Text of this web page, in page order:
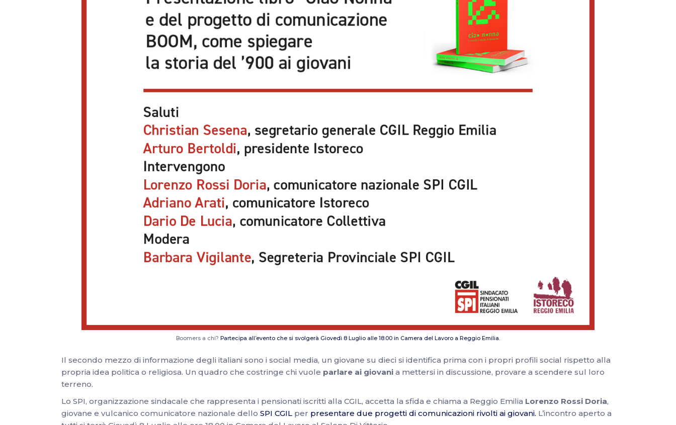
Boomers a chi? Partecipa all’evento che si svolgerà Giovedì 8 Luglio alle 18.00 in Camera del Lavoro a Reggio Emilia.
Il secondo mezzo di informazione degli italiani sono i social media, un giovane su dieci si identifica prima con i propri profili social rispetto alla
propria idea politica o religiosa. Un quadro che costringe chi vuole parlare ai giovani a mettersi in discussione, provare a scendere sul loro
terreno.
Lo SPI, organizzazione sindacale che rappresenta i pensionati iscritti alla CGIL, accetta la sfida e chiama a Reggio Emilia Lorenzo Rossi Doria,
giovane e vulcanico comunicatore nazionale dello SPI CGIL per presentare due progetti di comunicazioni rivolti ai giovani. L’incontro aperto a